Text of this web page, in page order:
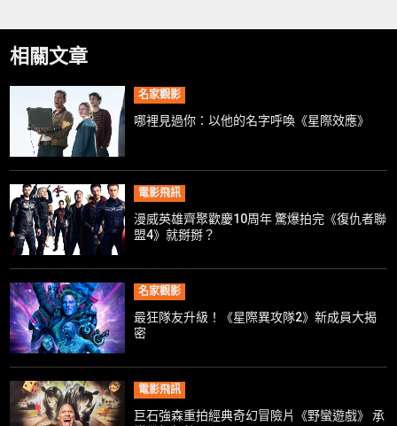
相關文章
名家觀影
哪裡見過你：以他的名字呼喚《星際效應》
電影飛訊
漫威英雄齊聚歡慶10周年 驚爆拍完《復仇者聯
盟4》就掰掰？
名家觀影
最狂隊友升級！《星際異攻隊2》新成員大揭
密
電影飛訊
巨石強森重拍經典奇幻冒險片《野蠻遊戲》 承